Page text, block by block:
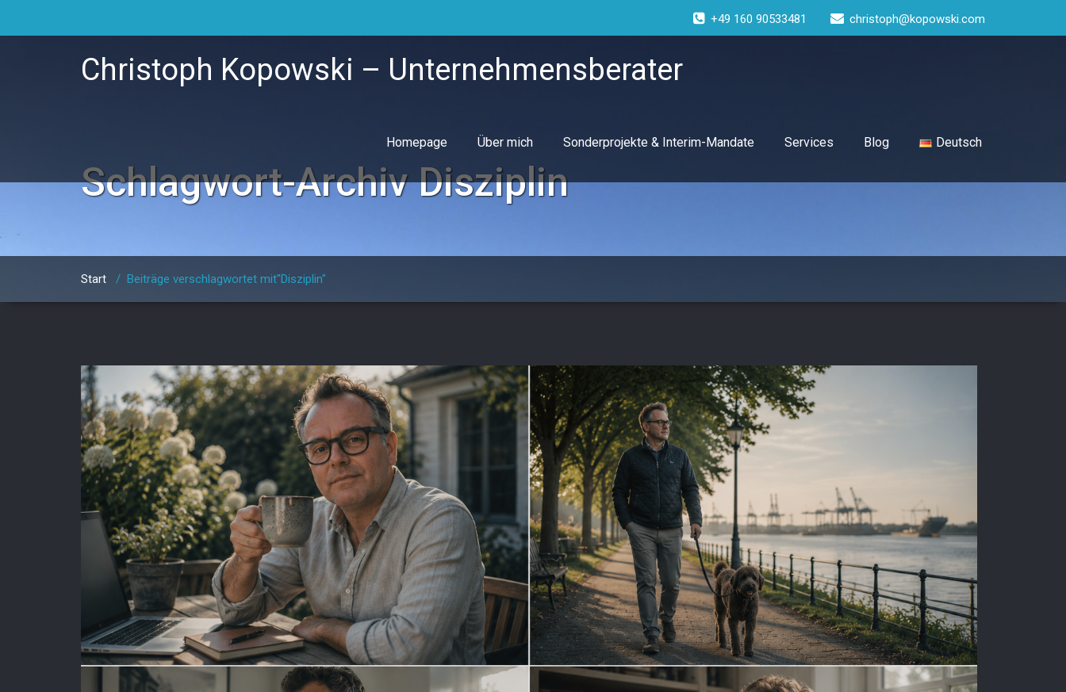
+49 160 90533481 christoph@kopowski.com
Christoph Kopowski – Unternehmensberater
Homepage Über mich Sonderprojekte & Interim-Mandate Services Blog Deutsch
Schlagwort-ArchivDisziplin
Start / Beiträge verschlagwortet mit"Disziplin"